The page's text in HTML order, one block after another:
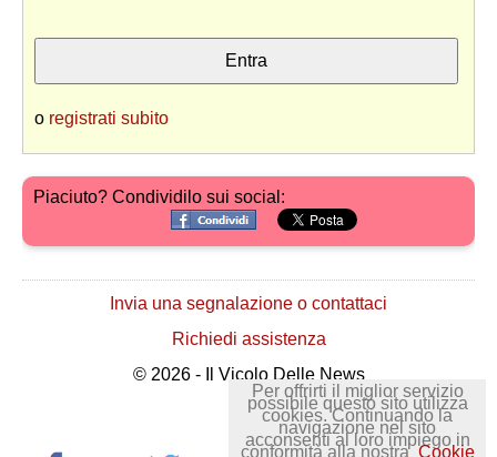
o registrati subito
Piaciuto? Condividilo sui social:
Invia una segnalazione o contattaci
Richiedi assistenza
© 2026 - Il Vicolo Delle News
Per offrirti il miglior servizio
possibile questo sito utilizza
cookies. Continuando la
navigazione nel sito
acconsenti al loro impiego in
conformità alla nostra Cookie